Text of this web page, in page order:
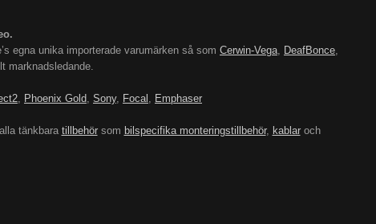
egna unika importerade varumärken så som Cerwin-Vega, DeafBonce,
marknadsledande.
, Phoenix Gold, Sony, Focal , Emphaser
tänkbara tillbehörsom bilspecifika monteringstillbehör, kablaroch